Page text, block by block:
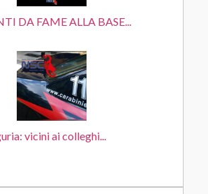
DA FAME ALLA BASE...
vicini ai colleghi...